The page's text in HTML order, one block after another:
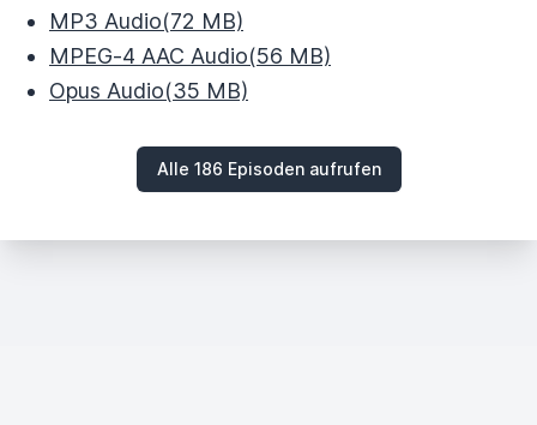
MP3 Audio(72 MB)
MPEG‑4 AAC Audio(56 MB)
Opus Audio(35 MB)
Alle 186 Episoden aufrufen